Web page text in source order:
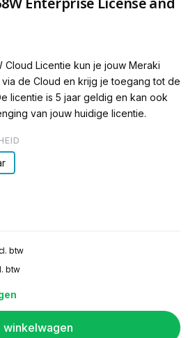
Licentie kun je jouw Meraki
de Cloud en krijg je toegang tot de
licentie is 5 jaar geldig en kan ook
van jouw huidige licentie.
btw
btw
winkelwagen